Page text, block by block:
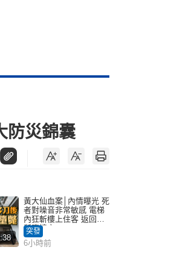
防災錦囊
黃大仙血案│內情曝光 死
者對噪音非常敏感 電梯
內狂斬樓上住客 返回住
所墮樓亡
突發
6小時前